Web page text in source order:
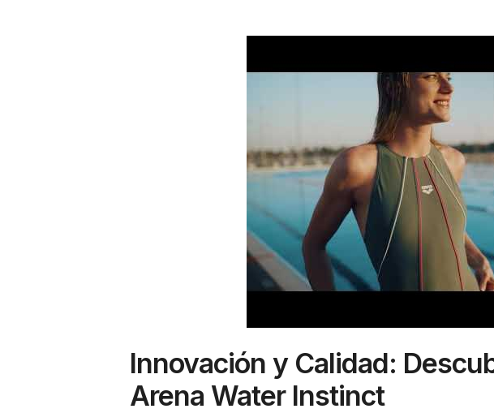
Innovación y Calidad:
Arena Water Instinct